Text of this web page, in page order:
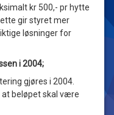
kr 500,- pr hytte
gir styret mer
løsninger for
i 2004;
gjøres i 2004.
beløpet skal være